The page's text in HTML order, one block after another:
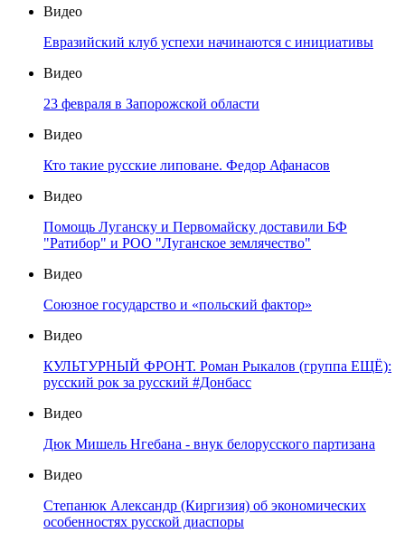
Видео
Евразийский клуб успехи начинаются с инициативы
Видео
23 февраля в Запорожской области
Видео
Кто такие русские липоване. Федор Афанасов
Видео
Помощь Луганску и Первомайску доставили БФ
"Ратибор" и РОО "Луганское землячество"
Видео
Союзное государство и «польский фактор»
Видео
КУЛЬТУРНЫЙ ФРОНТ. Роман Рыкалов (группа ЕЩЁ):
русский рок за русский #Донбасс
Видео
Дюк Мишель Нгебана - внук белорусского партизана
Видео
Степанюк Александр (Киргизия) об экономических
особенностях русской диаспоры